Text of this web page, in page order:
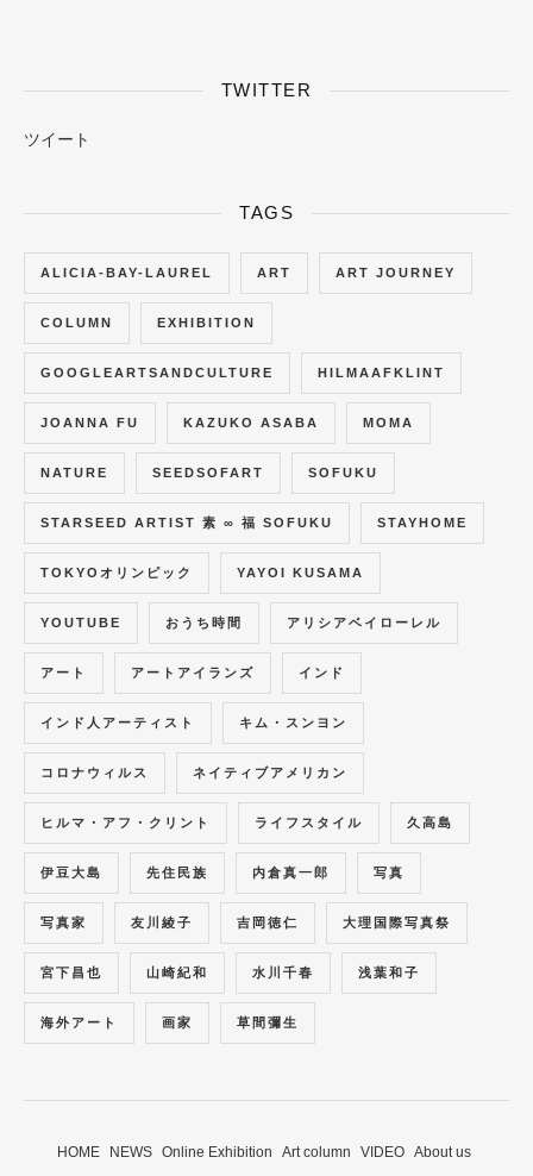
TWITTER
ツイート
TAGS
ALICIA-BAY-LAUREL ART ART JOURNEY
COLUMN EXHIBITION
GOOGLEARTSANDCULTURE HILMAAFKLINT
JOANNA FU KAZUKO ASABA MOMA
NATURE SEEDSOFART SOFUKU
STARSEED ARTIST 素 ∞ 福 SOFUKU STAYHOME
TOKYOオリンピック YAYOI KUSAMA
YOUTUBE おうち時間 アリシアベイローレル
アート アートアイランズ インド
インド人アーティスト キム・スンヨン
コロナウィルス ネイティブアメリカン
ヒルマ・アフ・クリント ライフスタイル 久高島
伊豆大島 先住民族 内倉真一郎 写真
写真家 友川綾子 吉岡徳仁 大理国際写真祭
宮下昌也 山崎紀和 水川千春 浅葉和子
海外アート 画家 草間彌生
HOME NEWS Online Exhibition Art column VIDEO About us